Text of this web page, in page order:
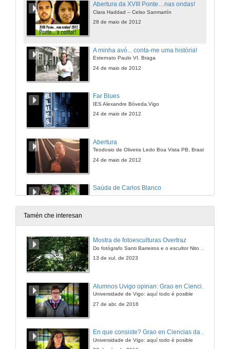
Abertura da XVIII Ponte…nas ondas!
Clara Haddad – Celso Sanmartín
28 de maio de 2012
A minha avó... conta-me uma história!
Externato Paulo VI. Braga
24 de maio de 2012
Far Blues
IES Alexandre Bóveda.Vigo
24 de maio de 2012
Abertura
Teodosio de Oliveira Ledo Boa Vista PB, Brasil
24 de maio de 2012
Saúda de Carlos Blanco
24 de maio de 2012
CEP Sequelo Marín
24 de maio de 2012
CEIP Infante Felipe. Salvaterra de Miño
24 de maio de 2012
24 de maio de 2012
Tamén che interesan
Mostra de fotoesculturas Overtraz
13 de xul. de 2023
Universidade de Vigo: aquí todo é posible
27 de abr. de 2016
En que consiste? Grao en Ciencias da Linguaxe e Estudos Literarios
Universidade de Vigo: aquí todo é posible